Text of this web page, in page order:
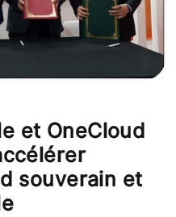
et OneCloud
souverain et